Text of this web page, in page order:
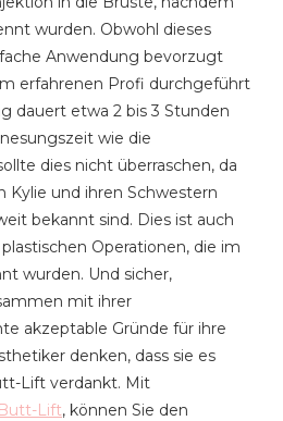
wurden. Obwohl dieses
Anwendung bevorzugt
erfahrenen Profi durchgeführt
dauert etwa 2 bis 3 Stunden
wie die
dies nicht überraschen, da
Kylie und ihren Schwestern
bekannt sind. Dies ist auch
Operationen, die im
wurden. Und sicher,
mit ihrer
akzeptable Gründe für ihre
denken, dass sie es
Lift verdankt. Mit
Lift, können Sie den